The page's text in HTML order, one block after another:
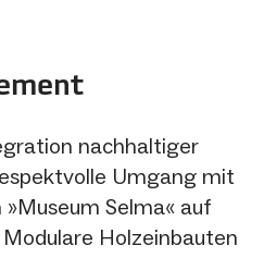
nachhaltiger
Umgang mit
Selma« auf
Holzeinbauten